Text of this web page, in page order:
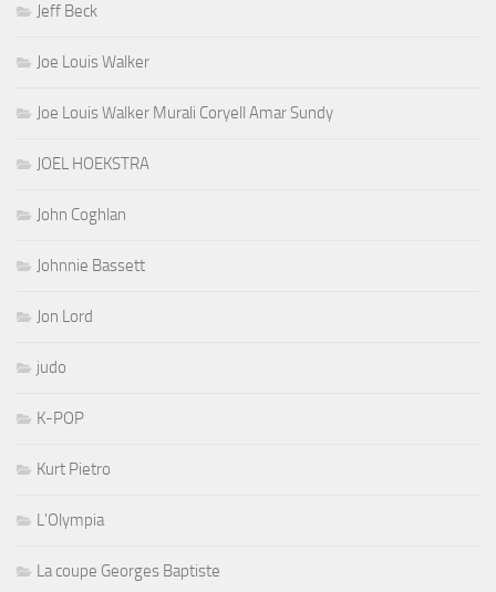
Jeff Beck
Joe Louis Walker
Joe Louis Walker Murali Coryell Amar Sundy
JOEL HOEKSTRA
John Coghlan
Johnnie Bassett
Jon Lord
judo
K-POP
Kurt Pietro
L'Olympia
La coupe Georges Baptiste